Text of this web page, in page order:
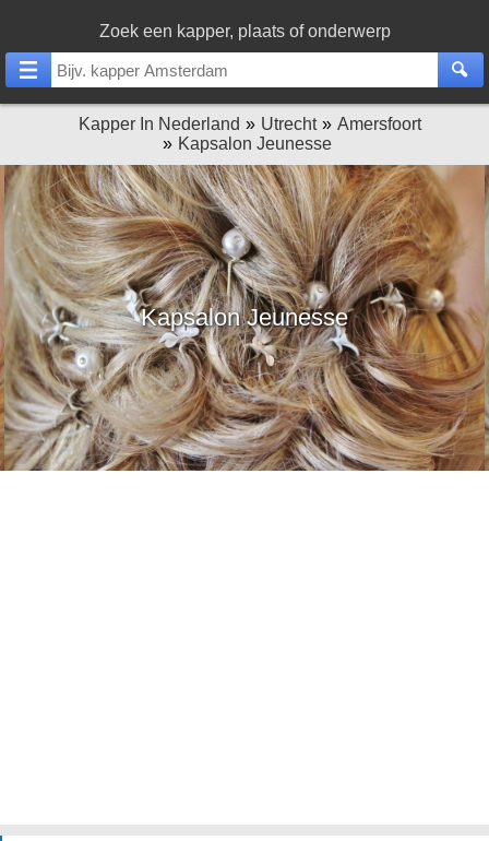
Zoek een kapper, plaats of onderwerp
Kapper In Nederland Utrecht
Amersfoort
Kapsalon Jeunesse
Kapsalon Jeunesse